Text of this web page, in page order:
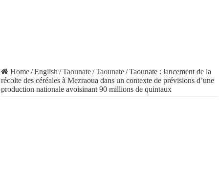
Home/English /Taounate/Taounate/Taounate : lancement de la
récolte des céréales à Mezraoua dans un contexte de prévisions d’une
production nationale avoisinant 90 millions de quintaux